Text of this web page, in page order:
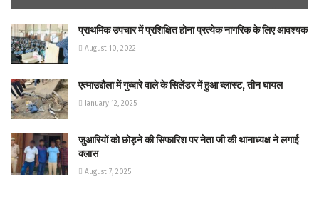
प्राथमिक उपचार में प्रशिक्षित होना प्रत्येक नागरिक के लिए आवश्यक
August 10, 2022
एत्माउद्दौला में गुब्बारे वाले के सिलेंडर में हुआ ब्लास्ट, तीन घायल
January 12, 2025
जुआरियों को छोड़ने की सिफारिश पर नेता जी की थानाध्यक्ष ने लगाई
क्लास
August 7, 2025